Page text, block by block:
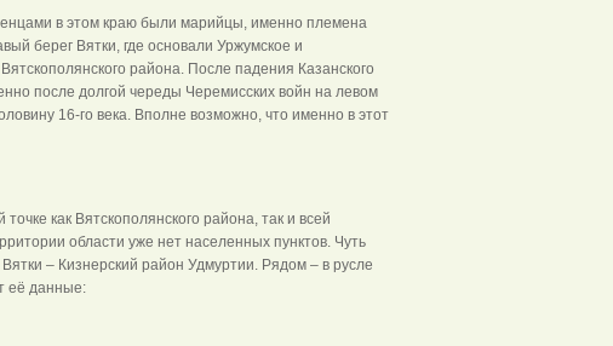
в этом краю были марийцы, именно племена
берег Вятки, где основали Уржумское и
района. После падения Казанского
после долгой череды Черемисских войн на левом
16-го века. Вполне возможно, что именно в этот
как Вятскополянского района, так и всей
области уже нет населенных пунктов. Чуть
– Кизнерский район Удмуртии. Рядом – в русле
её данные: